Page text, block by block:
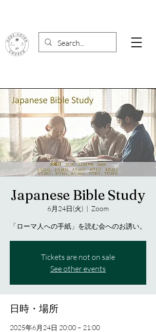
Japanese Bible Study
6月24日(火)
  |
Zoom
「ローマ人への手紙」を読む会へのお誘い。
Tickets are not on sale
See other events
日時・場所
2025年6月24日 20:00 – 21:00